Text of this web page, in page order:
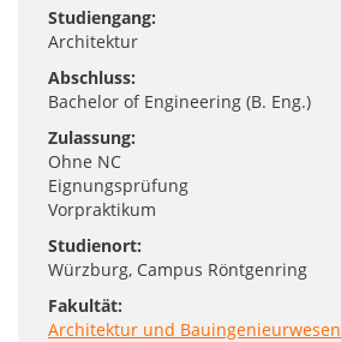
Studiengang:
Architektur
Abschluss:
Bachelor of Engineering (B. Eng.)
Zulassung:
Ohne NC
Eignungsprüfung
Vorpraktikum
Studienort:
Würzburg, Campus Röntgenring
Fakultät:
Architektur und Bauingenieurwesen